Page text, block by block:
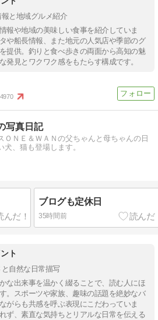
と地域グルメ紹介
報や地域の美味しい食事を紹介していま
や船長情報、また地元の人気店や季節のグ
提供。釣りと食べ歩きの両面から高知の魅
発見とワクワク感をもたらす構成です。
4970
写真日記
ＯＮＥ＆ＷＡＮの父ちゃんと母ちゃんの日
、猫も登場します。
ブログも定休日
35時間前
ト
自然な日常描写
な出来事を温かく綴ることで、読む人にほ
。スポーツや家族、趣味の話題を絶妙なバ
がらも共感を呼ぶ表現にこだわっていま
ず、素直な気持ちとリアルな日常を伝える